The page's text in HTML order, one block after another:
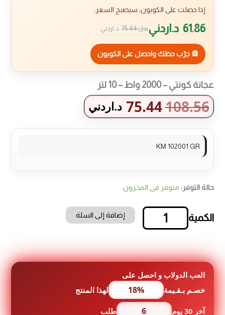
إذا حصلت على الكوبون، سيصبح السعر:
61.86 د.اردنيبدل75.44 د.اردني
🎡 جرّب حظك واحصل على الكوبون
عجانة كونتي – 2000 واط – 10 لتر
108.56
75.44 د.اردني
KM 102001 GR
حالة التوفر: متوفر في المخزون
كمية
2000
واط
إضافة إلى السلة
العب الدولاب و احصل على
خصـم بـقـيمة
18% لهذا المنتج
آخر 30 يوم 6 طلب